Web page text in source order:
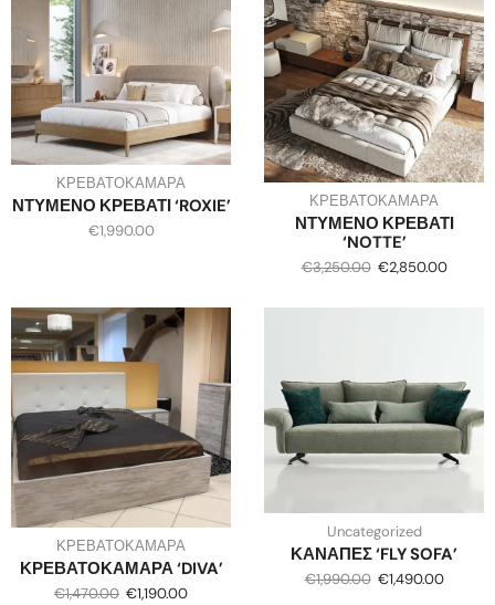
ΚΡΕΒΑΤΟΚΑΜΑΡΑ
ΝΤΥΜΕΝΟ ΚΡΕΒΑΤΙ ‘ROXIE’
€1,990.00
ΚΡΕΒΑΤΟΚΑΜΑΡΑ
ΝΤΥΜΕΝΟ ΚΡΕΒΑΤΙ
‘NOTTE’
€3,250.00 €2,850.00
ΚΡΕΒΑΤΟΚΑΜΑΡΑ
ΚΡΕΒΑΤΟΚΑΜΑΡΑ ‘DIVA’
€1,470.00 €1,190.00
Uncategorized
ΚΑΝΑΠΕΣ ‘FLY SOFA’
€1,990.00 €1,490.00